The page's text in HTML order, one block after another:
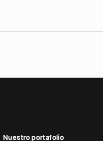
Nuestro portafolio